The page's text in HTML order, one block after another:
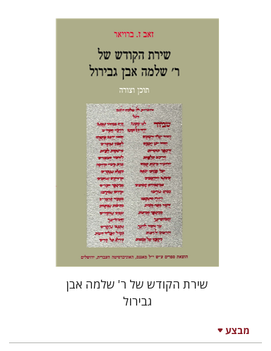
מבצע
זאב ז. ברויאר
הנחת אתר ספר מודפס
$42
$38
שירת הקודש של ר' שלמה אבן
גבירול